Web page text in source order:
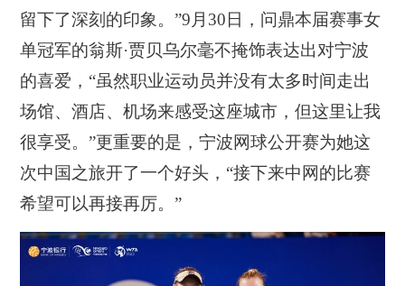
留下了深刻的印象。”9月30日，问鼎本届赛事女
单冠军的翁斯·贾贝乌尔毫不掩饰表达出对宁波
的喜爱，“虽然职业运动员并没有太多时间走出
场馆、酒店、机场来感受这座城市，但这里让我
很享受。”更重要的是，宁波网球公开赛为她这
次中国之旅开了一个好头，“接下来中网的比赛
希望可以再接再厉。”